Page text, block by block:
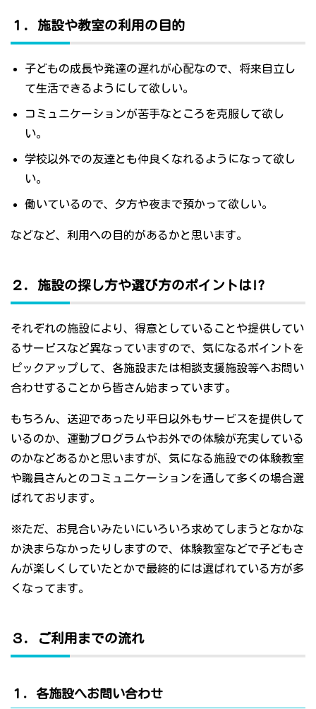
１．施設や教室の利用の目的
子どもの成長や発達の遅れが心配なので、将来自立し
て生活できるようにして欲しい。
コミュニケーションが苦手なところを克服して欲し
い。
学校以外での友達とも仲良くなれるようになって欲し
い。
働いているので、夕方や夜まで預かって欲しい。
などなど、利用への目的があるかと思います。
２．施設の探し方や選び方のポイントは!?
それぞれの施設により、得意としていることや提供してい
るサービスなど異なっていますので、気になるポイントを
ピックアップして、各施設または相談支援施設等へお問い
合わせすることから皆さん始まっています。
もちろん、送迎であったり平日以外もサービスを提供して
いるのか、運動プログラムやお外での体験が充実している
のかなどあるかと思いますが、気になる施設での体験教室
や職員さんとのコミュニケーションを通して多くの場合選
ばれております。
※ただ、お見合いみたいにいろいろ求めてしまうとなかな
か決まらなかったりしますので、体験教室などで子どもさ
んが楽しくしていたとかで最終的には選ばれている方が多
くなってます。
３．ご利用までの流れ
１．各施設へお問い合わせ